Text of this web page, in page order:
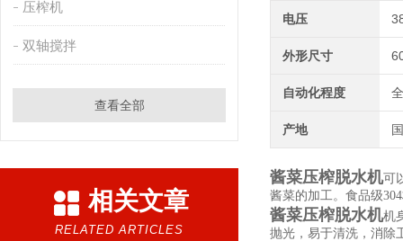
压榨机
双轴搅拌
查看全部
相关文章
RELATED ARTICLES
电压
外形尺寸
自动化程度
产地
酱菜压榨脱水机可
酱菜的加工。食品级
酱菜压榨脱水机机
抛光，易于清洗，消除